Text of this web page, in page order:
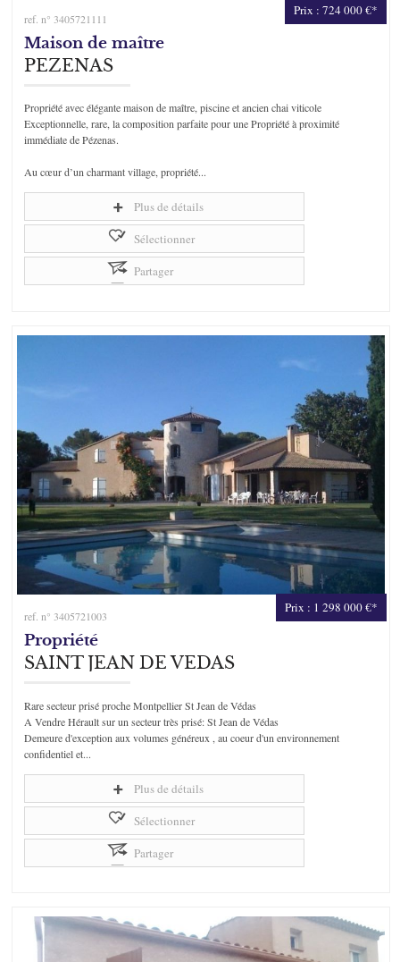
Prix : 724 000 €*
ref. n° 3405721111
Maison de maître
PEZENAS
Propriété avec élégante maison de maître, piscine et ancien chai viticole
Exceptionnelle, rare, la composition parfaite pour une Propriété à proximité
immédiate de Pézenas.
Au cœur d’un charmant village, propriété...
Plus de détails
Sélectionner
Partager
Prix : 1 298 000 €*
ref. n° 3405721003
Propriété
SAINT JEAN DE VEDAS
Rare secteur prisé proche Montpellier St Jean de Védas
A Vendre Hérault sur un secteur très prisé: St Jean de Védas
Demeure d'exception aux volumes généreux , au coeur d'un environnement
confidentiel et...
Plus de détails
Sélectionner
Partager